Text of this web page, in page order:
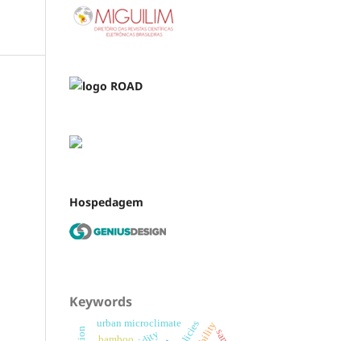
Hospedagem
Keywords
urban microclimate